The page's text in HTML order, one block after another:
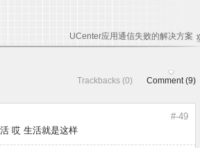
UCenter应用通信失败的解决方案
Comment (9)
Trackbacks (0)
#-49
哎 生活就是这样